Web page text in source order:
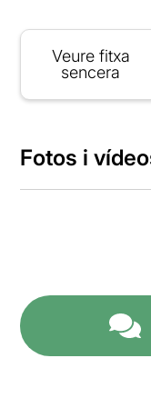
Veure fitxa
sencera
Fotos i